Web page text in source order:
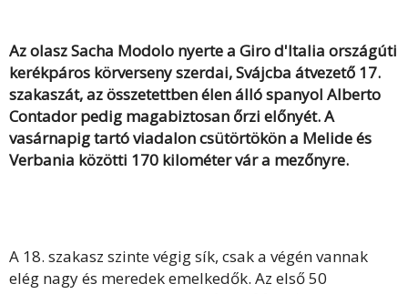
Az olasz Sacha Modolo nyerte a Giro d'Italia országúti
kerékpáros körverseny szerdai, Svájcba átvezető 17.
szakaszát, az összetettben élen álló spanyol Alberto
Contador pedig magabiztosan őrzi előnyét. A
vasárnapig tartó viadalon csütörtökön a Melide és
Verbania közötti 170 kilométer vár a mezőnyre.
A 18. szakasz szinte végig sík, csak a végén vannak
elég nagy és meredek emelkedők. Az első 50